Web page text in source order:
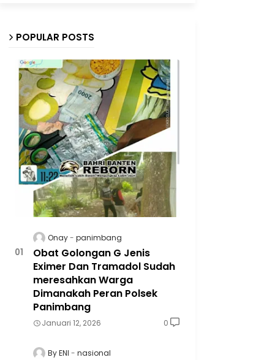
POPULAR POSTS
Onay panimbang
Obat Golongan G Jenis
Eximer Dan Tramadol Sudah
meresahkan Warga
Dimanakah Peran Polsek
Panimbang
Januari 12, 2026 0
By ENI nasional